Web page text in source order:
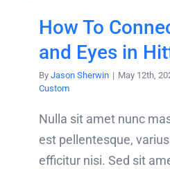
How To
and Eyes in
By Jason Sherwin | May 12th,
Custom
Nulla sit amet nunc
est pellentesque,
efficitur nisi. Sed sit